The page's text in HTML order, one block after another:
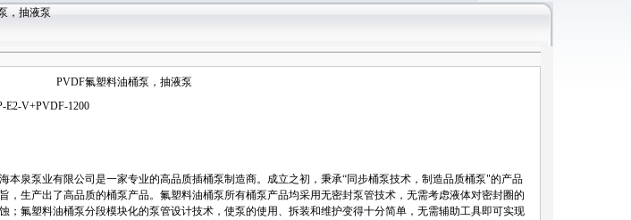
，抽液泵
PVDF氟塑料油桶泵，抽液泵
E2-V+PVDF-1200
本泉泵业有限公司是一家专业的高品质插桶泵制造商。成立之初，秉承“同步桶泵技术，制造品质桶泵"的产品
，生产出了高品质的桶泵产品。氟塑料油桶泵所有桶泵产品均采用无密封泵管技术，无需考虑液体对密封圈的
；氟塑料油桶泵分段模块化的泵管设计技术，使泵的使用、拆装和维护变得十分简单，无需辅助工具即可实现